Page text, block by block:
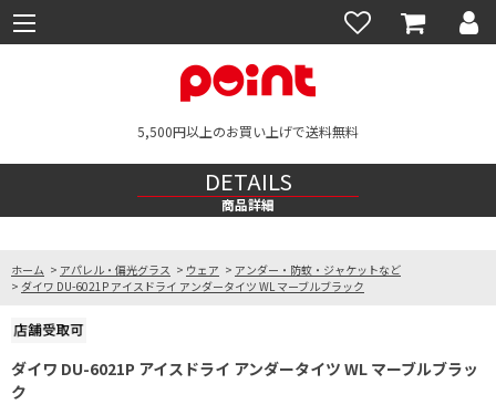
5,500円以上のお買い上げで送料無料
DETAILS
商品詳細
ホーム > アパレル・偏光グラス > ウェア > アンダー・防蚊・ジャケットなど
> ダイワ DU-6021P アイスドライ アンダータイツ WL マーブルブラック
ダイワ DU-6021P アイスドライ アンダータイツ WL マーブルブラッ
ク